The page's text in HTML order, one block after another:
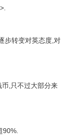
步转变对英态度,对
,只不过大部分来